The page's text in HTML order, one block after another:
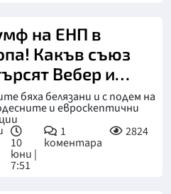
на ЕНП в
Какъв съюз
Вебер и
бяха белязани и с подем на
и евроскептични
10
юни |
7:51
1
коментара
2824